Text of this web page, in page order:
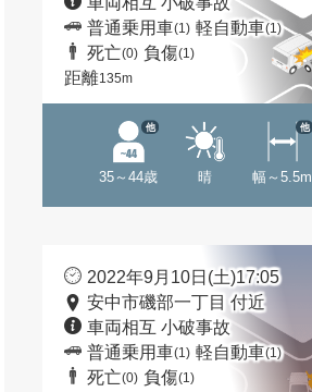
普通乗用車(1) 軽自動車(1)
死亡(0) 負傷(1)
距離135m
35～44歳
他
晴 幅～5.5m
他
2022年9月10日(土)17:05
安中市磯部一丁目 付近
車両相互 小破事故
普通乗用車(1) 軽自動車(1)
死亡(0) 負傷(1)